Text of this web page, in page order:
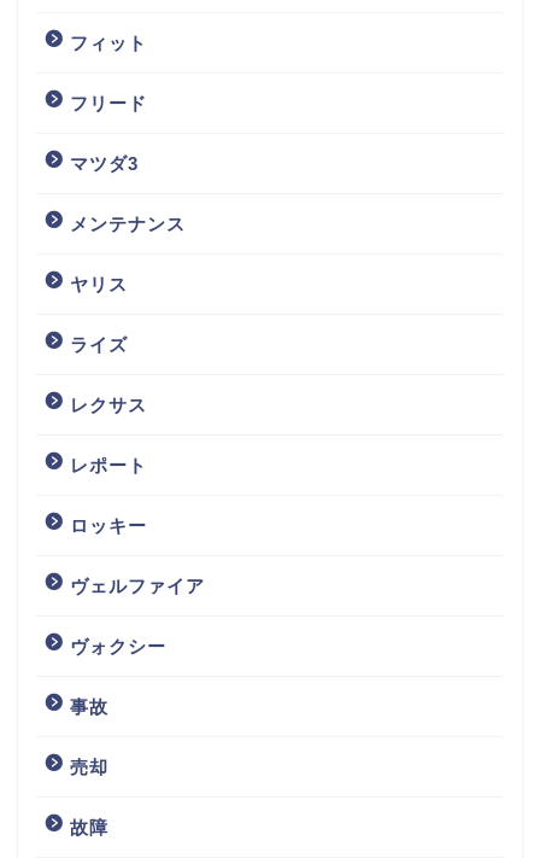
フィット
フリード
マツダ3
メンテナンス
ヤリス
ライズ
レクサス
レポート
ロッキー
ヴェルファイア
ヴォクシー
事故
売却
故障